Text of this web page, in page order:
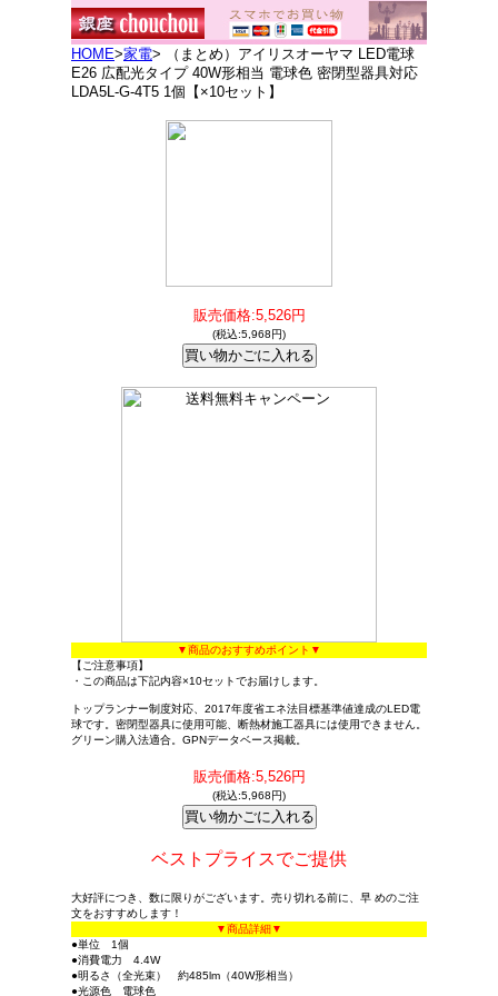
HOME>家電> （まとめ）アイリスオーヤマ LED電球
E26 広配光タイプ 40W形相当 電球色 密閉型器具対応
LDA5L-G-4T5 1個【×10セット】
販売価格:5,526円
(税込:5,968円)
▼商品のおすすめポイント▼
【ご注意事項】
・この商品は下記内容×10セットでお届けします。
トップランナー制度対応、2017年度省エネ法目標基準値達成のLED電
球です。密閉型器具に使用可能、断熱材施工器具には使用できません。
グリーン購入法適合。GPNデータベース掲載。
販売価格:5,526円
(税込:5,968円)
ベストプライスでご提供
大好評につき、数に限りがございます。売り切れる前に、早 めのご注
文をおすすめします！
▼商品詳細▼
●単位 1個
●消費電力 4.4W
●明るさ（全光束） 約485lm（40W形相当）
●光源色 電球色